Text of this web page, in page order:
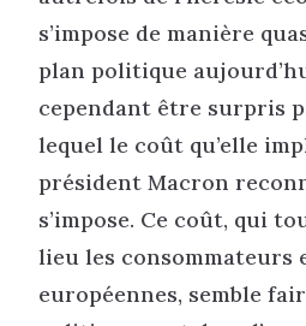
s’impose de manière
plan politique
cependant être surpris
lequel le coût qu’elle
président Macron
s’impose. Ce coût, qui
lieu les consommateurs
européennes, semble